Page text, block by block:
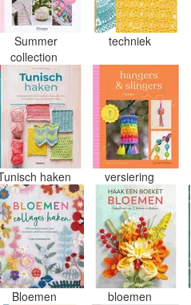
Summer
collection
techniek
haken versiering
Bloemen bloemen